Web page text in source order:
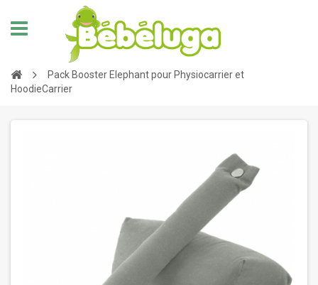
Pack Booster Elephant pour Physiocarrier et
HoodieCarrier